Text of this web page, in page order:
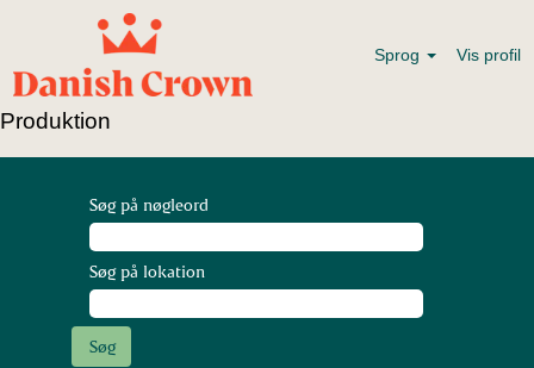
Sprog Vis profil
Produktion
Søg på nøgleord
Søg på lokation